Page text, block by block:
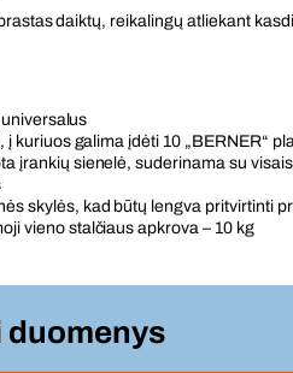
daiktų, reikalingų atliekant
į kuriuos galima įdėti 10 „BERNER“
įrankių sienelė, suderinama su visais
skylės, kad būtų lengva pritvirtinti
vieno stalčiaus apkrova – 10 kg
duomenys